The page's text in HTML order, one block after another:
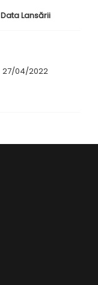
Data Lansării
27/04/2022